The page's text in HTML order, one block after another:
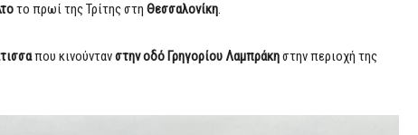
το πρωί της Τρίτης στη Θεσσαλονίκη.
που κινούντανστην οδό Γρηγορίου Λαμπράκηστην περιοχή της